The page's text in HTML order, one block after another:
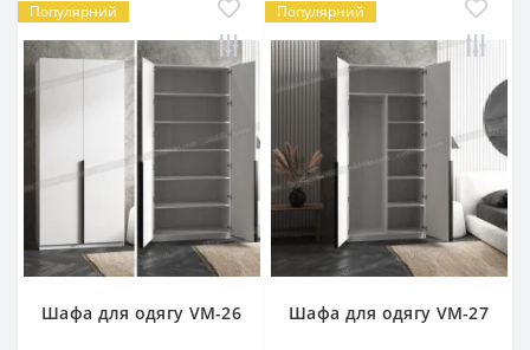
Популярний
Шафа для одягу VM-26
Популярний
Шафа для одягу VM-27